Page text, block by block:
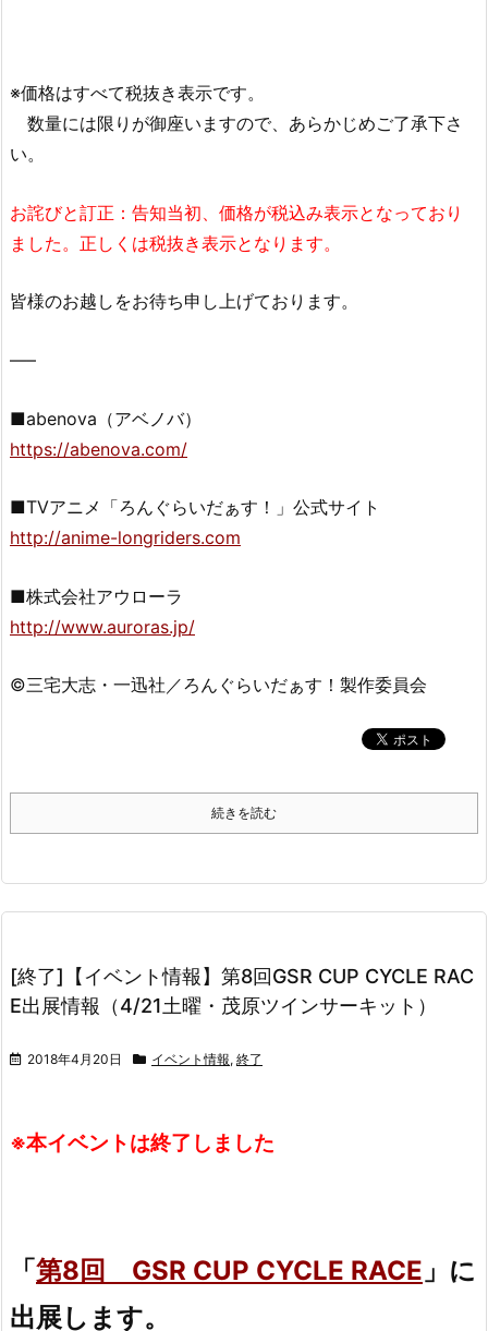
※価格はすべて税抜き表示です。
数量には限りが御座いますので、あらかじめご了承下さ
い。
お詫びと訂正：告知当初、価格が税込み表示となっており
ました。正しくは税抜き表示となります。
皆様のお越しをお待ち申し上げております。
—–
■abenova（アベノバ）
https://abenova.com/
■TVアニメ「ろんぐらいだぁす！」公式サイト
http://anime-longriders.com
■株式会社アウローラ
http://www.auroras.jp/
©三宅大志・一迅社／ろんぐらいだぁす！製作委員会
続きを読む
[終了]【イベント情報】第8回GSR CUP CYCLE RAC
E出展情報（4/21土曜・茂原ツインサーキット）
2018年4月20日 イベント情報, 終了
※本イベントは終了しました
「第8回 GSR CUP CYCLE RACE 」に
出展します。